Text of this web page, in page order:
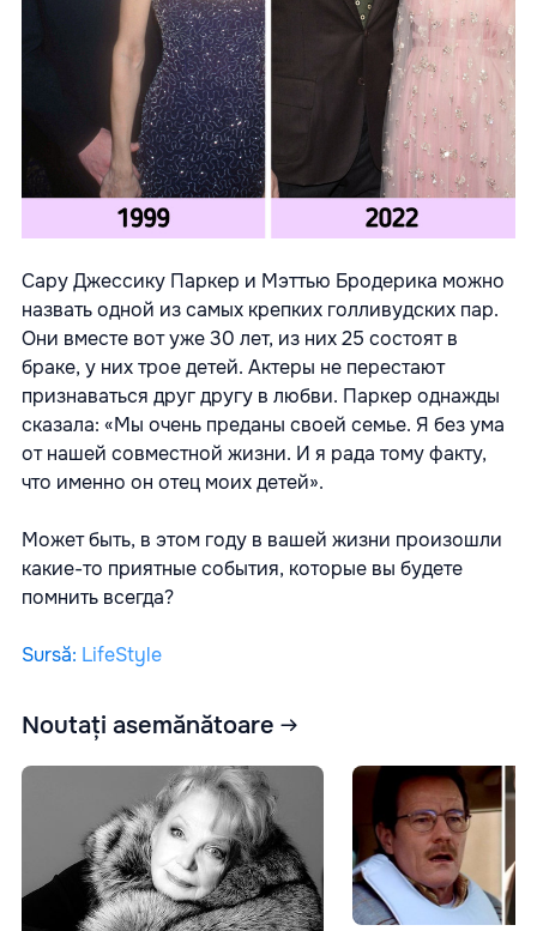
Сару Джессику Паркер и Мэттью Бродерика можно
назвать одной из самых крепких голливудских пар.
Они вместе вот уже 30 лет, из них 25 состоят в
браке, у них трое детей. Актеры не перестают
признаваться друг другу в любви. Паркер однажды
сказала: «Мы очень преданы своей семье. Я без ума
от нашей совместной жизни. И я рада тому факту,
что именно он отец моих детей».
Может быть, в этом году в вашей жизни произошли
какие-то приятные события, которые вы будете
помнить всегда?
Sursă: LifeStyle
Noutați asemănătoare